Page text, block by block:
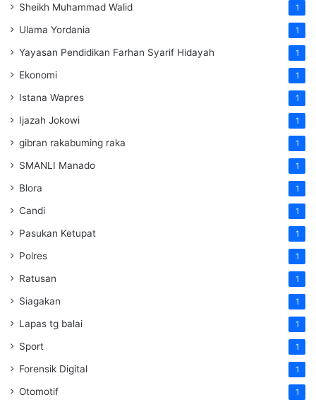
Sheikh Muhammad Walid 1
Ulama Yordania 1
Yayasan Pendidikan Farhan Syarif Hidayah 1
Ekonomi 1
Istana Wapres 1
Ijazah Jokowi 1
gibran rakabuming raka 1
SMANLI Manado 1
Blora 1
Candi 1
Pasukan Ketupat 1
Polres 1
Ratusan 1
Siagakan 1
Lapas tg balai 1
Sport 1
Forensik Digital 1
Otomotif 1